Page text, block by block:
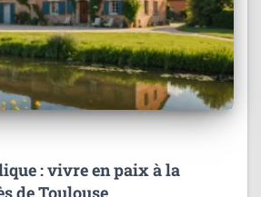
: vivre en paix à la